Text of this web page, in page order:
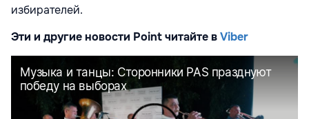
избирателей.
Эти и другие новости Point читайте вViber